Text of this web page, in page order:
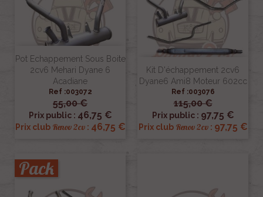
Pot Echappement Sous Boite
2cv6 Mehari Dyane 6
Acadiane
Ref :003072
55,00 €
Prix public : 46,75 €
Prix club Renov 2cv: 46,75 €
Kit D'échappement 2cv6
Dyane6 Ami8 Moteur 602cc
Ref :003076
115,00 €
Prix public : 97,75 €
Prix club Renov 2cv: 97,75 €
Pack